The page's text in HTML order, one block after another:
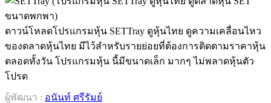
ดาวน์โหลดโปรแกรมหุ้น SETTray ดูหุ้นไทย ดูความเคลื่อนไหว
ของตลาดหุ้นไทย มีไว้สำหรับรายย่อยที่ต้องการติดตามราคาหุ้น
ตลอดทั้งวัน โปรแกรมหุ้น นี้มีขนาดเล็ก มากๆ ไม่พลาดหุ้นตัว
โปรด
ผู้พัฒนา : อนันท์ ศรีรัมย์